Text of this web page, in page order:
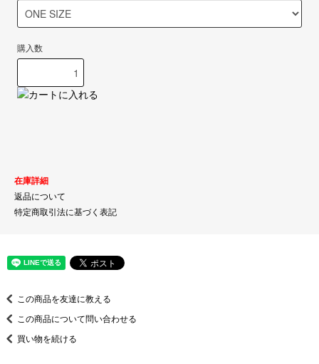
購入数
在庫詳細
返品について
特定商取引法に基づく表記
この商品を友達に教える
この商品について問い合わせる
買い物を続ける